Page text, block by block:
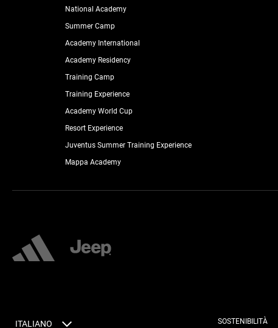
National Academy
Summer Camp
Academy International
Academy Residency
Training Camp
Training Experience
Academy World Cup
Resort Experience
Juventus Summer Training Experience
Mappa Academy
ITALIANO SOSTENIBILITÀ